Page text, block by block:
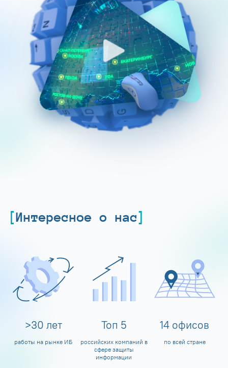
Интересное о нас
>30 лет
работы на рынке ИБ
Топ 5
российских компаний в
сфере защиты
информации
14 офисов
по всей стране